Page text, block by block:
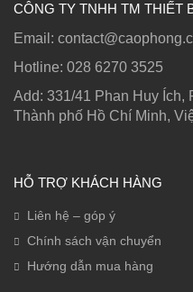
CÔNG TY TNHH TM THIẾT
Email:
Hotline: ‭028 6270 3525
Add: 331/41 Phan Huy Ích,
Thành phố Hồ Chí Minh,
HỖ TRỢ KHÁCH HÀNG
Liên hệ – góp ý
Chính sách vận chuyển
Hướng dẫn mua hàng